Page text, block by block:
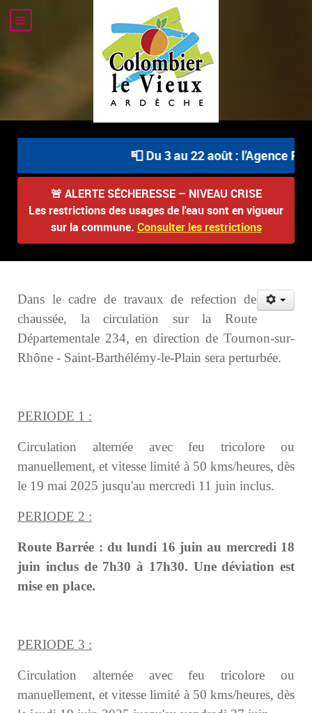
📮 Du 3 au 22 août : l'Agence
🚨 ALERTE SÉCHERESSE – NIVEAU CRISE
Les restrictions des usages de l'eau sont en vigueur
sur la commune. Consulter les restrictions
Dans le cadre de travaux de refection de
chaussée, la circulation sur la Route
Départementale 234, en direction de Tournon-sur-
Rhône - Saint-Barthélémy-le-Plain sera perturbée.
PERIODE 1 :
Circulation alternée avec feu tricolore ou
manuellement, et vitesse limité à 50 kms/heures, dès
le 19 mai 2025 jusqu'au mercredi 11 juin inclus.
PERIODE 2 :
Route Barrée : du lundi 16 juin au mercredi 18
juin inclus de 7h30 à 17h30. Une déviation est
mise en place.
PERIODE 3 :
Circulation alternée avec feu tricolore ou
manuellement, et vitesse limité à 50 kms/heures, dès